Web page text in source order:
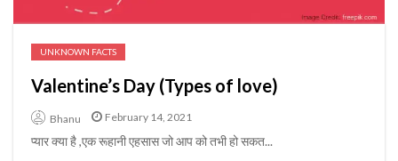
UNKNOWN FACTS
Valentine’s Day (Types of love)
Bhanu February 14, 2021
प्यार क्या है ,एक रूहानी एहसास जो आप को तभी हो सकत...